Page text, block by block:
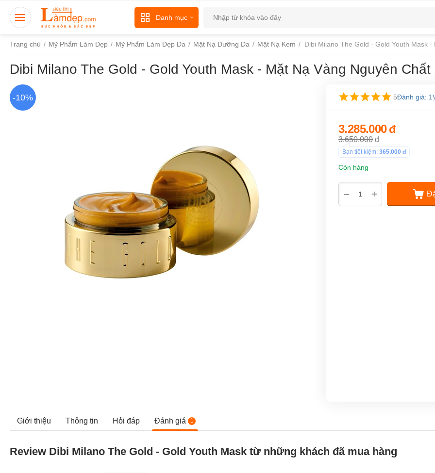
Danh mục
Trang chủ / Mỹ Phẩm Làm Đẹp / Mỹ Phẩm Làm Đẹp Da / Mặt Nạ Dưỡng Da / Mặt Nạ Kem / Dibi Milano The Gold - Gold Youth Mask
Dibi Milano The Gold - Gold Youth Mask - Mặt Nạ Vàng Nguyên Chất
-10%
5Đánh giá: 1
3.285.000đ
3.650.000 đ
Bạn tiết kiệm: 365.000 đ
Còn hàng
+
−
Giới thiệu Thông tin Hỏi đáp Đánh giá 1
Review Dibi Milano The Gold - Gold Youth Mask từ những khách đã mua hàng